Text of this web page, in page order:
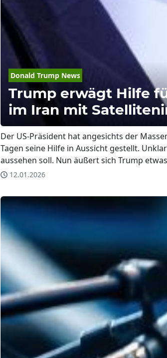
Donald Trump News
Trump erwägt Hilfe
im Iran mit
Der US-Präsident hat angesichts der
Tagen seine Hilfe in Aussicht gestellt.
aussehen soll. Nun äußert sich Trump
12.01.2026